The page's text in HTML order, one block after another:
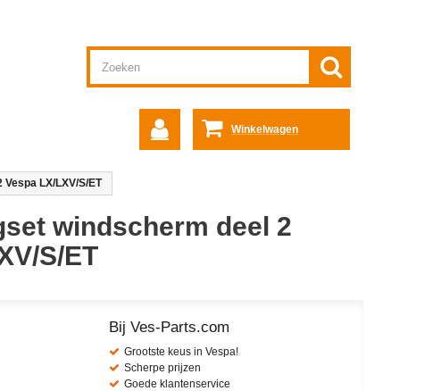
Winkelwagen
LX/LXV/S/ET
windscherm deel 2
S/ET
Bij Ves-Parts.com
Grootste keus in Vespa!
Scherpe prijzen
Goede klantenservice